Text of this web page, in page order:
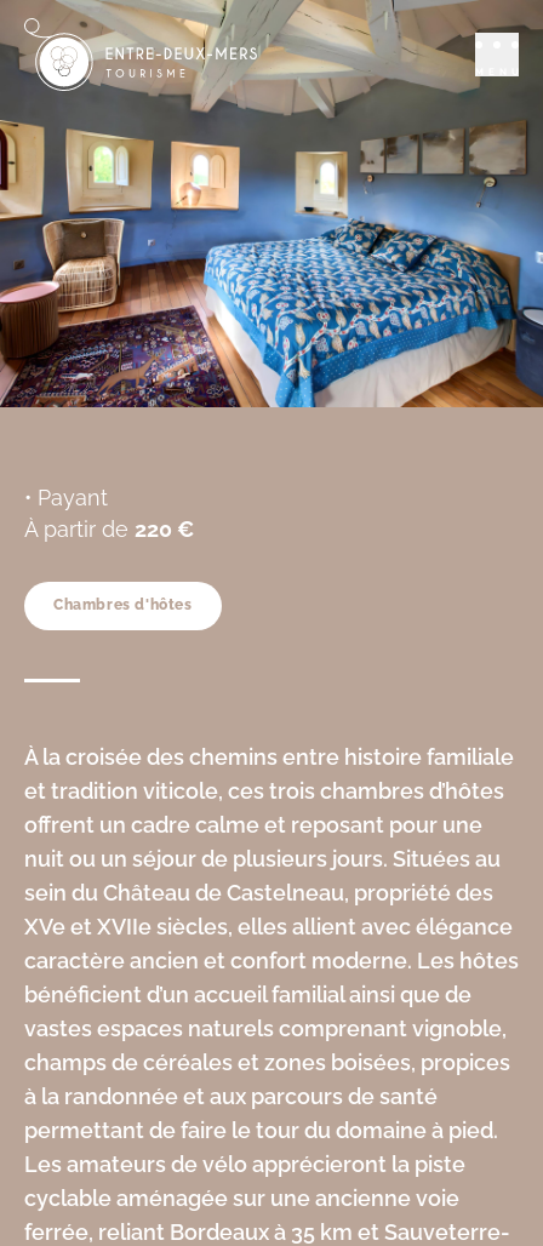
Chambres d'hôtes
du château de
Castelneau
SAINT-LEON
Ajouter aux favoris
• Payant
À partir de 220 €
Chambres d'hôtes
À la croisée des chemins entre histoire familiale
et tradition viticole, ces trois chambres d’hôtes
offrent un cadre calme et reposant pour une
nuit ou un séjour de plusieurs jours. Situées au
sein du Château de Castelneau, propriété des
XVe et XVIIe siècles, elles allient avec élégance
caractère ancien et confort moderne. Les hôtes
bénéficient d’un accueil familial ainsi que de
vastes espaces naturels comprenant vignoble,
champs de céréales et zones boisées, propices
à la randonnée et aux parcours de santé
permettant de faire le tour du domaine à pied.
Les amateurs de vélo apprécieront la piste
cyclable aménagée sur une ancienne voie
ferrée, reliant Bordeaux à 35 km et Sauveterre-